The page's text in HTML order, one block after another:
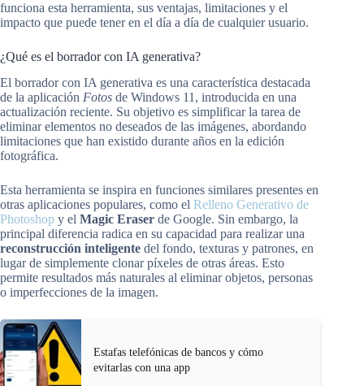
funciona esta herramienta, sus ventajas, limitaciones y el
impacto que puede tener en el día a día de cualquier usuario.
¿Qué es el borrador con IA generativa?
El borrador con IA generativa es una característica destacada
de la aplicación Fotos de Windows 11, introducida en una
actualización reciente. Su objetivo es simplificar la tarea de
eliminar elementos no deseados de las imágenes, abordando
limitaciones que han existido durante años en la edición
fotográfica.
Esta herramienta se inspira en funciones similares presentes en
otras aplicaciones populares, como el Relleno Generativo de
Photoshop y el Magic Eraser de Google. Sin embargo, la
principal diferencia radica en su capacidad para realizar una
reconstrucción inteligente del fondo, texturas y patrones, en
lugar de simplemente clonar píxeles de otras áreas. Esto
permite resultados más naturales al eliminar objetos, personas
o imperfecciones de la imagen.
Estafas telefónicas de bancos y cómo
evitarlas con una app